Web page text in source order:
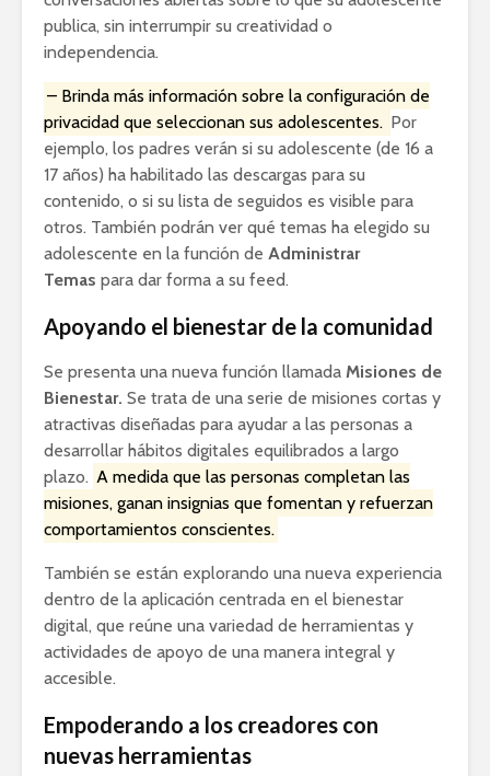
publica, sin interrumpir su creatividad o
independencia.
– Brinda más información sobre la configuración de
privacidad que seleccionan sus adolescentes. Por
ejemplo, los padres verán si su adolescente (de 16 a
17 años) ha habilitado las descargas para su
contenido, o si su lista de seguidos es visible para
otros. También podrán ver qué temas ha elegido su
adolescente en la función de Administrar
Temas para dar forma a su feed.
Apoyando el bienestar de la comunidad
Se presenta una nueva función llamada Misiones de
Bienestar. Se trata de una serie de misiones cortas y
atractivas diseñadas para ayudar a las personas a
desarrollar hábitos digitales equilibrados a largo
plazo. A medida que las personas completan las
misiones, ganan insignias que fomentan y refuerzan
comportamientos conscientes.
También se están explorando una nueva experiencia
dentro de la aplicación centrada en el bienestar
digital, que reúne una variedad de herramientas y
actividades de apoyo de una manera integral y
accesible.
Empoderando a los creadores con
nuevas herramientas